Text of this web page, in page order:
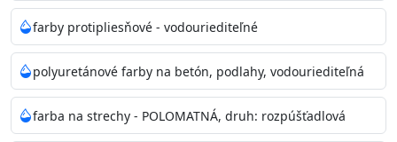
dokonalom preschnutí minimálne 3-
4hod/23°C je možné aplikovať ďalšiu vrstvu náteru.
Doba schnutia je závislá na poveternostných
podmienkach s vyššou vlhkosťou a nižšou
teplotou sa doba schnutia predlžuje.
farby protipliesňové - vodouriediteľné
polyuretánové farby na betón, podlahy, vodouriediteľná
farba na strechy - POLOMATNÁ, druh: rozpúšťadlová